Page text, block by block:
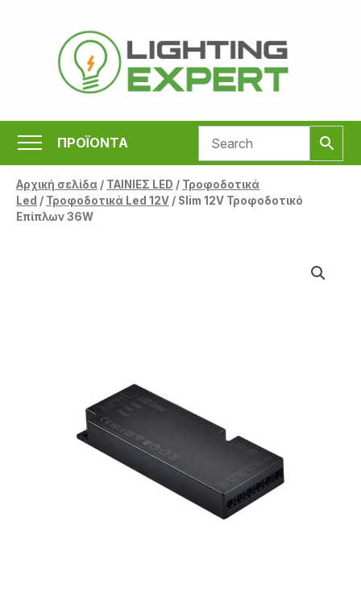
περιεχόμενο
ΠΡΟΪΟΝΤΑ
Αρχική σελίδα/ ΤΑΙΝΙΕΣ LED / Τροφοδοτικά
Led / Τροφοδοτικά Led 12V/ Slim 12V Τροφοδοτικό
Επίπλων 36W